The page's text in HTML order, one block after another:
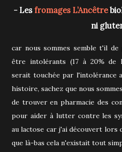
- Les fromages L’Ancêtre
ni
car nous sommes semble t'il
être intolérants (17 à 20% de
serait touchée par l'intolérance
histoire, sachez que nous
de trouver en pharmacie des
pour aider à lutter contre les
au lactose car j'ai découvert lors
que là-bas cela n'existait tout